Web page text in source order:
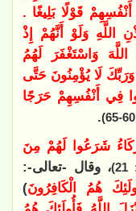
قَوْلًا بَلِيغًا .
اللَّهِ وَلَوْ أَنَّهُمْ إِذْ
وَاسْتَغْفَرَ لَهُمُ
وَرَبِّكَ لَا يُؤْمِنُونَ حَتَّى
فِي أَنْفُسِهِمْ حَرَجًا
.
شَرَعُوا لَهُمْ مِنَ
، وقال -تعالى-:
هُمُ الْكَافِرُونَ)